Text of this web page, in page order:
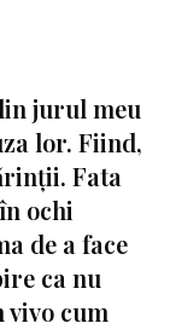
jurul meu
lor. Fiind,
Fata
ochi
de a face
ca nu
vivo cum